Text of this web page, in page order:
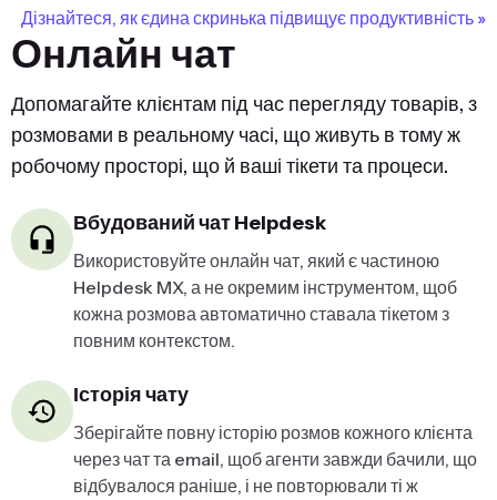
Дізнайтеся, як єдина скринька підвищує продуктивність »
Онлайн чат
Допомагайте клієнтам під час перегляду товарів, з
розмовами в реальному часі, що живуть в тому ж
робочому просторі, що й ваші тікети та процеси.
Вбудований чат Helpdesk
Використовуйте онлайн чат, який є частиною
Helpdesk MX, а не окремим інструментом, щоб
кожна розмова автоматично ставала тікетом з
повним контекстом.
Історія чату
Зберігайте повну історію розмов кожного клієнта
через чат та email, щоб агенти завжди бачили, що
відбувалося раніше, і не повторювали ті ж